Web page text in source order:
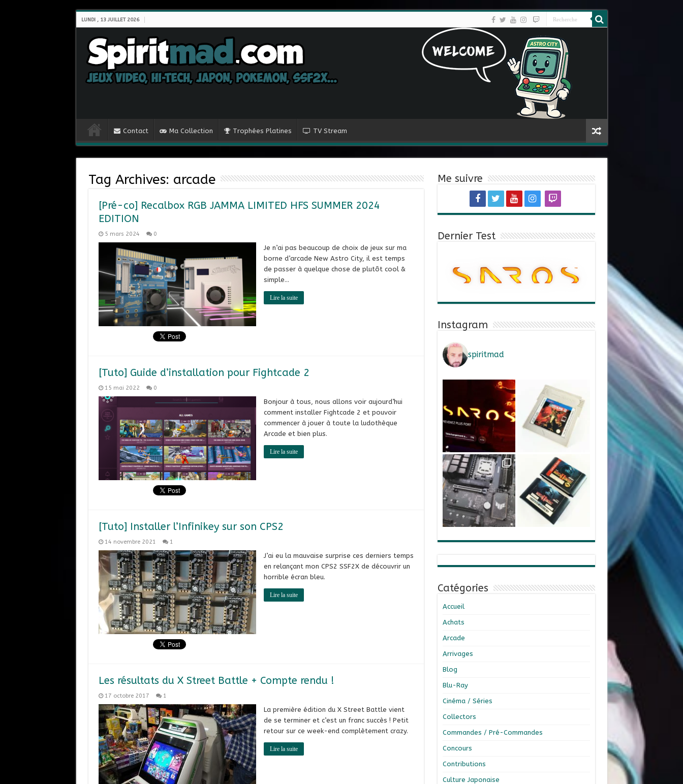
LUNDI , 13 JUILLET 2026
Contact Ma Collection Trophées Platines TV Stream
Tag Archives: arcade
[Pré-co] Recalbox RGB JAMMA LIMITED HFS SUMMER 2024
EDITION
5 mars 2024 0
Je n’ai pas beaucoup de choix de jeux sur ma
borne d’arcade New Astro City, il est temps
de passer à quelque chose de plutôt cool &
simple…
Lire la suite
[Tuto] Guide d’installation pour Fightcade 2
15 mai 2022 0
Bonjour à tous, nous allons voir aujourd’hui
comment installer Fightcade 2 et pouvoir
commencer à jouer à toute la ludothèque
Arcade et bien plus.
Lire la suite
[Tuto] Installer l’Infinikey sur son CPS2
14 novembre 2021 1
J’ai eu la mauvaise surprise ces derniers temps
en relançant mon CPS2 SSF2X de découvrir un
horrible écran bleu.
Lire la suite
Les résultats du X Street Battle + Compte rendu !
17 octobre 2017 1
La première édition du X Street Battle vient
de se terminer et c’est un franc succès ! Petit
retour sur ce week-end complètement crazy.
Lire la suite
Me suivre
Dernier Test
Instagram
spiritmad
Catégories
Accueil
Achats
Arcade
Arrivages
Blog
Blu-Ray
Cinéma / Séries
Collectors
Commandes / Pré-Commandes
Concours
Contributions
Culture Japonaise